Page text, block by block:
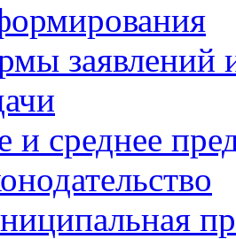
заявлений
и среднее